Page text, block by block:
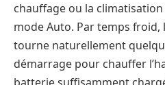
chauffage ou la climatisation
mode Auto. Par temps froid,
tourne naturellement
démarrage pour chauffer